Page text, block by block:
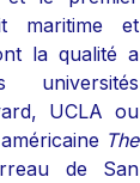
maritime et
la qualité a
UCLA ou
The
de San